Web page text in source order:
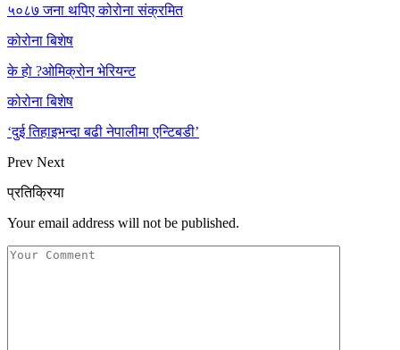
५०८७ जना थपिए कोरोना संक्रमित
कोरोना बिशेष
के हाे ?ओमिक्रोन भेरियन्ट
कोरोना बिशेष
‘दुई तिहाइभन्दा बढी नेपालीमा एन्टिबडी’
Prev Next
प्रतिक्रिया
Your email address will not be published.